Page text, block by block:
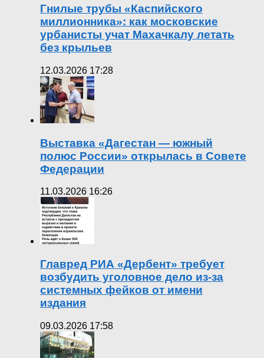
Гнилые трубы «Каспийского
миллионника»: как московские
урбанисты учат Махачкалу летать
без крыльев
12.03.2026 17:28
Выставка «Дагестан — южный
полюс России» открылась в Совете
Федерации
11.03.2026 16:26
Главред РИА «Дербент» требует
возбудить уголовное дело из-за
системных фейков от имени
издания
09.03.2026 17:58